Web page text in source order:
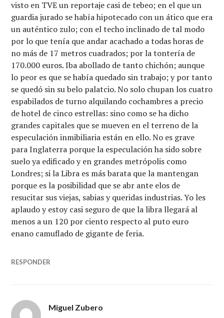
visto en TVE un reportaje casi de tebeo; en el que un
guardia jurado se había hipotecado con un ático que era
un auténtico zulo; con el techo inclinado de tal modo
por lo que tenía que andar acachado a todas horas de
no más de 17 metros cuadrados; por la tontería de
170.000 euros. Iba abollado de tanto chichón; aunque
lo peor es que se había quedado sin trabajo; y por tanto
se quedó sin su belo palatcio. No solo chupan los cuatro
espabilados de turno alquilando cochambres a precio
de hotel de cinco estrellas: sino como se ha dicho
grandes capitales que se mueven en el terreno de la
especulación inmibiliaria están en ello. No es grave
para Inglaterra porque la especulación ha sido sobre
suelo ya edificado y en grandes metrópolis como
Londres; si la Libra es más barata que la mantengan
porque es la posibilidad que se abr ante elos de
resucitar sus viejas, sabias y queridas industrias. Yo les
aplaudo y estoy casi seguro de que la libra llegará al
menos a un 120 por ciento respecto al puto euro
enano camuflado de gigante de feria.
RESPONDER
Miguel Zubero